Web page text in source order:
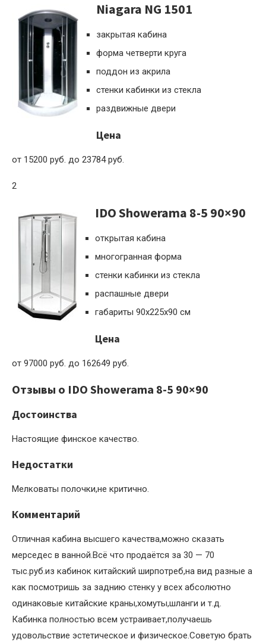
Niagara NG 1501
закрытая кабина
форма четверти круга
поддон из акрила
стенки кабинки из стекла
раздвижные двери
Цена
от 15200 руб. до 23784 руб.
2
IDO Showerama 8-5 90×90
открытая кабина
многогранная форма
стенки кабинки из стекла
распашные двери
габариты 90x225x90 см
Цена
от 97000 руб. до 162649 руб.
Отзывы о IDO Showerama 8-5 90×90
Достоинства
Настоящие финское качество.
Недостатки
Мелковаты полочки,не критично.
Комментарий
Отличная кабина высшего качества,можно сказать
мерседес в ванной.Всё что продаётся за 30 — 70
тыс.руб.из кабинок китайский ширпотреб,на вид разные а
как посмотришь за заднию стенку у всех абсолютно
одинаковые китайские краны,хомуты,шланги и т.д.
Кабинка полностью всем устраивает,получаешь
удовольствие эстетическое и физическое.Советую брать